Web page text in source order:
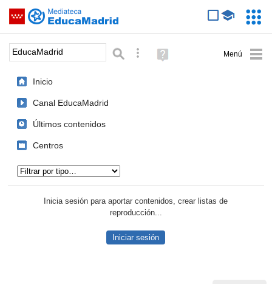
Saltar navegación
Palabra o frase: Búsqueda avanzada
Ayuda
(en
Inicio
Canal EducaMadrid
Últimos contenidos
Centros
Inicia sesión para aportar contenidos, crear listas de
reproducción...
Iniciar sesión